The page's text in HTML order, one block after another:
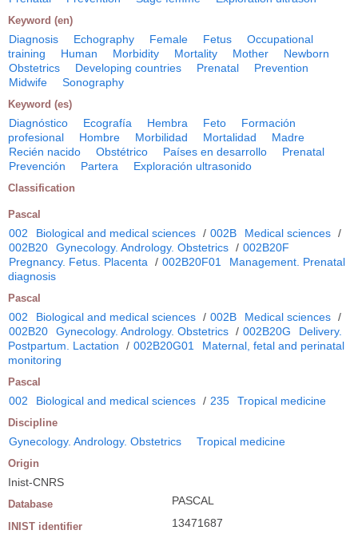
Keyword (en)
Diagnosis Echography Female Fetus
Occupational
training
Human Morbidity Mortality Mother
Newborn
Obstetrics
Developing countries Prenatal
Prevention
Midwife
Sonography
Keyword (es)
Diagnóstico Ecografía Hembra Feto
Formación
profesional
Hombre Morbilidad Mortalidad
Madre
Recién nacido
Obstétrico Países en desarrollo
Prenatal
Prevención
Partera Exploración ultrasonido
Classification
Pascal
002 Biological and medical sciences / 002B Medical sciences /
002B20
Gynecology. Andrology. Obstetrics / 002B20F
Pregnancy. Fetus. Placenta / 002B20F01
Management. Prenatal
diagnosis
Pascal
002 Biological and medical sciences / 002B Medical sciences /
002B20
Gynecology. Andrology. Obstetrics / 002B20G
Delivery.
Postpartum. Lactation
/ 002B20G01
Maternal, fetal and perinatal
monitoring
Pascal
002 Biological and medical sciences / 235 Tropical medicine
Discipline
Gynecology. Andrology. Obstetrics Tropical medicine
Origin
Inist-CNRS
Database PASCAL
INIST identifier 13471687